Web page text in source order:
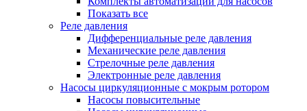
Показать все
Реле давления
Дифференциальные реле давления
Механические реле давления
Стрелочные реле давления
Электронные реле давления
Насосы циркуляционные с мокрым ротором
Насосы повысительные